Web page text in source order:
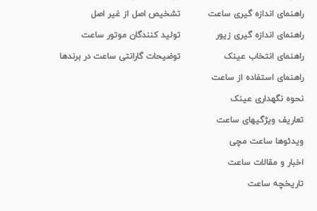
راهنمای اندازه گیری ساعت
راهنمای اندازه گیری زیور
راهنمای انتخاب عینک
راهنمای استفاده از ساعت
نحوه نگهداری عینک
تعاریف ویژگیهای ساعت
ویدئوها ساعت مچی
اخبار و مقالات ساعت
تاریخچه ساعت
تشخیص اصل از غیر اصل
تولید کنندگان موتور ساعت
توضیحات گارانتی ساعت در برندها